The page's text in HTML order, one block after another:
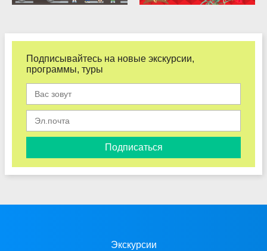
Подписывайтесь на новые экскурсии,
программы, туры
Подписаться
Экскурсии